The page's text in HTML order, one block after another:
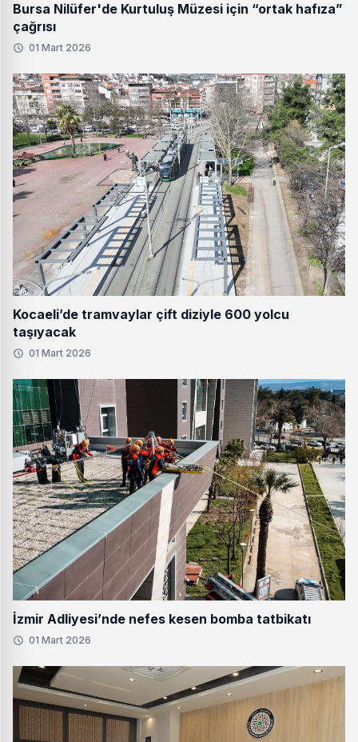
Bursa Nilüfer'de Kurtuluş Müzesi için “ortak hafıza”
çağrısı
01 Mart 2026
Kocaeli’de tramvaylar çift diziyle 600 yolcu
taşıyacak
01 Mart 2026
İzmir Adliyesi’nde nefes kesen bomba tatbikatı
01 Mart 2026